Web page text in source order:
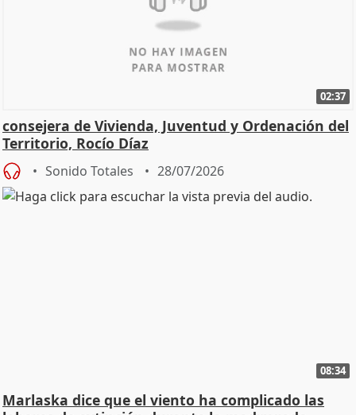
02:37
consejera de Vivienda, Juventud y Ordenación del
Territorio, Rocío Díaz
Sonido Totales 28/07/2026
08:34
Marlaska dice que el viento ha complicado las